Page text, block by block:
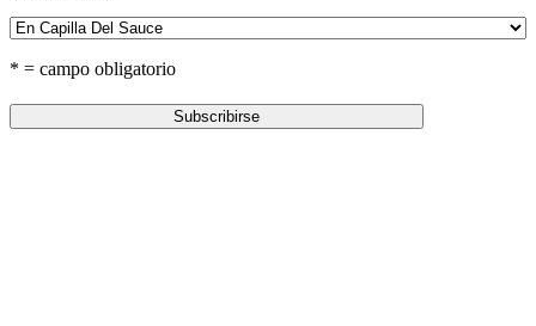
* = campo obligatorio